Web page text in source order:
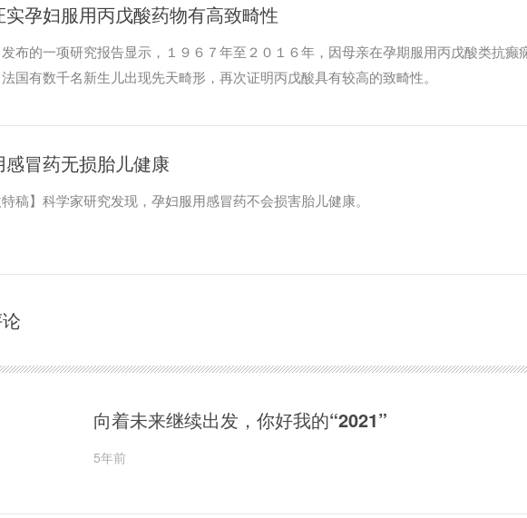
孕妇服用丙戊酸药物有高致畸性
布的一项研究报告显示，１９６７年至２０１６年，因母亲在孕期服用丙戊酸类抗癫
国有数千名新生儿出现先天畸形，再次证明丙戊酸具有较高的致畸性。
冒药无损胎儿健康
特稿】科学家研究发现，孕妇服用感冒药不会损害胎儿健康。
向着未来继续出发，你好我的“2021”
5年前